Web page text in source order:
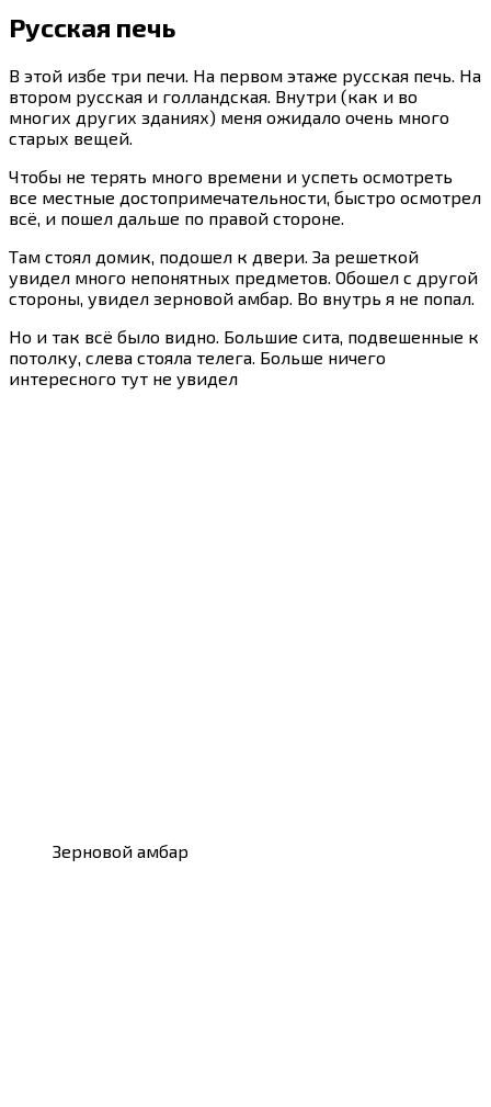
Русская печь
В этой избе три печи. На первом этаже русская печь. На
втором русская и голландская. Внутри (как и во
многих других зданиях) меня ожидало очень много
старых вещей.
Чтобы не терять много времени и успеть осмотреть
все местные достопримечательности, быстро осмотрел
всё, и пошел дальше по правой стороне.
Там стоял домик, подошел к двери. За решеткой
увидел много непонятных предметов. Обошел с другой
стороны, увидел зерновой амбар. Во внутрь я не попал.
Но и так всё было видно. Большие сита, подвешенные к
потолку, слева стояла телега. Больше ничего
интересного тут не увидел
Зерновой амбар